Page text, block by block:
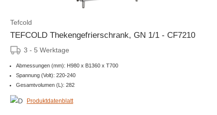
Tefcold
TEFCOLD Thekengefrierschrank, GN 1/1 - CF7210
3 - 5 Werktage
Abmessungen (mm): H980 x B1360 x T700
Spannung (Volt): 220-240
Gesamtvolumen (L): 282
Produktdatenblatt